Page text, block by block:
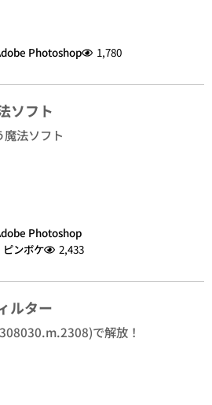
Photoshop 1,780
ソフト
法ソフト
Photoshop
ピンボケ 2,433
ルター
で解放！